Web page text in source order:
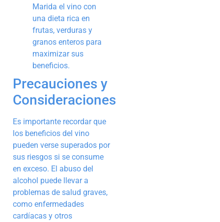
Marida el vino con
una dieta rica en
frutas, verduras y
granos enteros para
maximizar sus
beneficios.
Precauciones y
Consideraciones
Es importante recordar que
los beneficios del vino
pueden verse superados por
sus riesgos si se consume
en exceso. El abuso del
alcohol puede llevar a
problemas de salud graves,
como enfermedades
cardíacas y otros